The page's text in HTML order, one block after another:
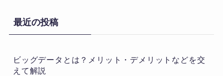
最近の投稿
ビッグデータとは？メリット・デメリットなどを交
えて解説